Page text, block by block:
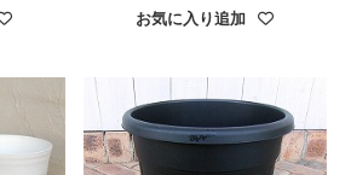
お気に入り追加